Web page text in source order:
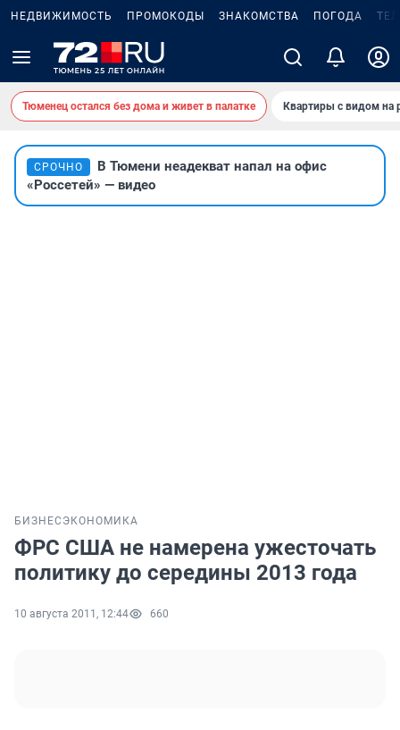
НЕДВИЖИМОСТЬ ПРОМОКОДЫ ЗНАКОМСТВА ПОГОДА
Тюменец остался без дома и живет в палатке Квартиры с видом на
СРОЧНО
В Тюмени неадекват напал на офис
«Россетей» — видео
БИЗНЕС ЭКОНОМИКА
ФРС США не намерена ужесточать
политику до середины 2013 года
10 августа 2011, 12:44 660